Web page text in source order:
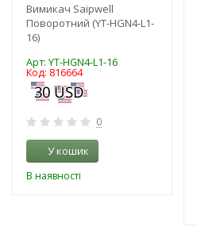
Вимикач Saipwell
Поворотний (YT-HGN4-L1-
16)
Арт: YT-HGN4-L1-16
Код: 816664
0
У кошик
В наявності